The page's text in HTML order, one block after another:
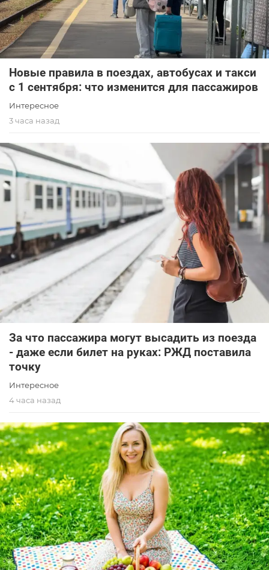
Новые правила в поездах, автобусах и такси
с 1 сентября: что изменится для пассажиров
Интересное
3 часа назад
За что пассажира могут высадить из поезда
- даже если билет на руках: РЖД поставила
точку
Интересное
4 часа назад